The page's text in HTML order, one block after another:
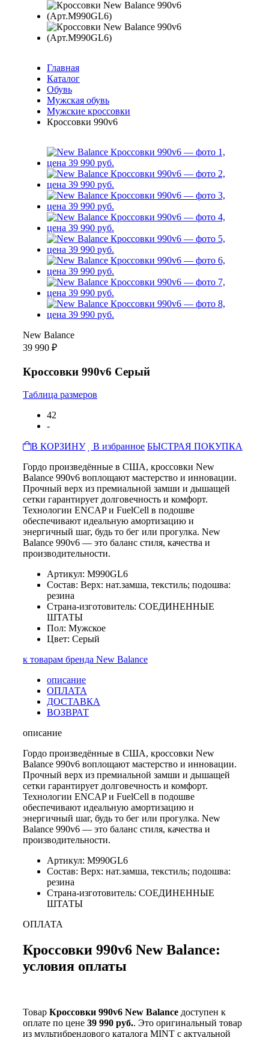
Главная
Каталог
Обувь
Мужская обувь
Мужские кроссовки
Кроссовки 990v6
New Balance
39 990 ₽
Кроссовки 990v6 Серый
Таблица размеров
42
-
В КОРЗИНУ
В избранное БЫСТРАЯ ПОКУПКА
Гордо произведённые в США, кроссовки New
Balance 990v6 воплощают мастерство и инновации.
Прочный верх из премиальной замши и дышащей
сетки гарантирует долговечность и комфорт.
Технологии ENCAP и FuelCell в подошве
обеспечивают идеальную амортизацию и
энергичный шаг, будь то бег или прогулка. New
Balance 990v6 — это баланс стиля, качества и
производительности.
Артикул: M990GL6
Состав: Верх: нат.замша, текстиль; подошва:
резина
Страна-изготовитель: СОЕДИНЕННЫЕ
ШТАТЫ
Пол: Мужское
Цвет: Серый
к товарам бренда New Balance
описание
ОПЛАТА
ДОСТАВКА
ВОЗВРАТ
описание
Гордо произведённые в США, кроссовки New
Balance 990v6 воплощают мастерство и инновации.
Прочный верх из премиальной замши и дышащей
сетки гарантирует долговечность и комфорт.
Технологии ENCAP и FuelCell в подошве
обеспечивают идеальную амортизацию и
энергичный шаг, будь то бег или прогулка. New
Balance 990v6 — это баланс стиля, качества и
производительности.
Артикул: M990GL6
Состав: Верх: нат.замша, текстиль; подошва:
резина
Страна-изготовитель: СОЕДИНЕННЫЕ
ШТАТЫ
ОПЛАТА
Кроссовки 990v6 New Balance:
условия оплаты
Товар Кроссовки 990v6 New Balance доступен к
оплате по цене 39 990 руб.. Это оригинальный товар
из мультибрендового каталога MINT с актуальной